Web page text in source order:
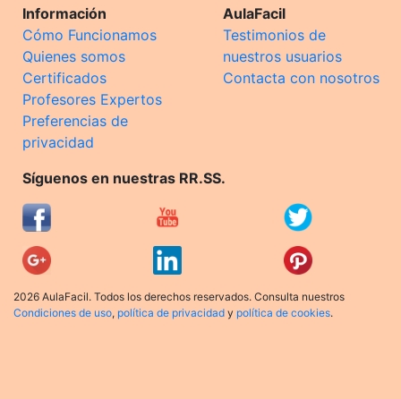
Información
Cómo Funcionamos
Quienes somos
Certificados
Profesores Expertos
Preferencias de
privacidad
AulaFacil
Testimonios de
nuestros usuarios
Contacta con nosotros
Síguenos en nuestras RR.SS.
2026 AulaFacil. Todos los derechos reservados. Consulta nuestros
Condiciones de uso, política de privacidad y política de cookies.